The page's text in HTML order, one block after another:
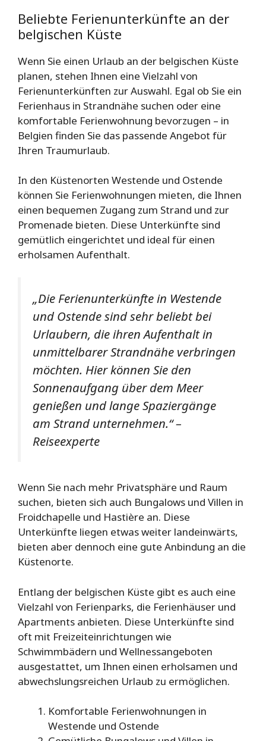
Beliebte Ferienunterkünfte an der
belgischen Küste
Wenn Sie einen Urlaub an der belgischen Küste
planen, stehen Ihnen eine Vielzahl von
Ferienunterkünften zur Auswahl. Egal ob Sie ein
Ferienhaus in Strandnähe suchen oder eine
komfortable Ferienwohnung bevorzugen – in
Belgien finden Sie das passende Angebot für
Ihren Traumurlaub.
In den Küstenorten Westende und Ostende
können Sie Ferienwohnungen mieten, die Ihnen
einen bequemen Zugang zum Strand und zur
Promenade bieten. Diese Unterkünfte sind
gemütlich eingerichtet und ideal für einen
erholsamen Aufenthalt.
„Die Ferienunterkünfte in Westende
und Ostende sind sehr beliebt bei
Urlaubern, die ihren Aufenthalt in
unmittelbarer Strandnähe verbringen
möchten. Hier können Sie den
Sonnenaufgang über dem Meer
genießen und lange Spaziergänge
am Strand unternehmen.“ –
Reiseexperte
Wenn Sie nach mehr Privatsphäre und Raum
suchen, bieten sich auch Bungalows und Villen in
Froidchapelle und Hastière an. Diese
Unterkünfte liegen etwas weiter landeinwärts,
bieten aber dennoch eine gute Anbindung an die
Küstenorte.
Entlang der belgischen Küste gibt es auch eine
Vielzahl von Ferienparks, die Ferienhäuser und
Apartments anbieten. Diese Unterkünfte sind
oft mit Freizeiteinrichtungen wie
Schwimmbädern und Wellnessangeboten
ausgestattet, um Ihnen einen erholsamen und
abwechslungsreichen Urlaub zu ermöglichen.
Komfortable Ferienwohnungen in
Westende und Ostende